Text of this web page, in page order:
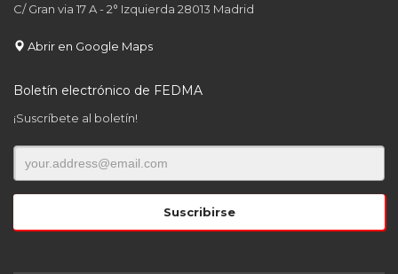
C/ Gran via 17 A - 2° Izquierda 28013 Madrid
Abrir en Google Maps
Boletín electrónico de FEDMA
¡Suscríbete al boletín!